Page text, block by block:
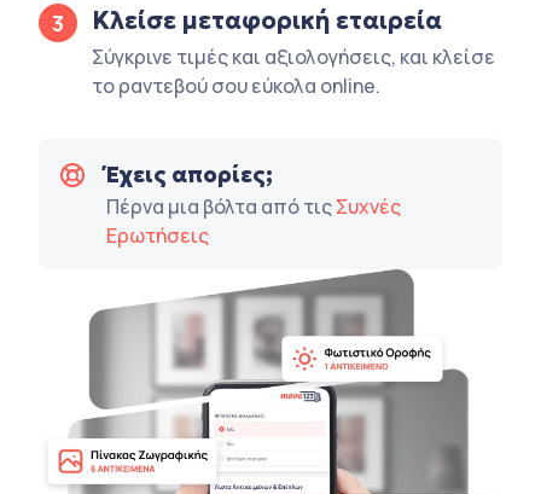
3 Κλείσε μεταφορική εταιρεία
Σύγκρινε τιμές και αξιολογήσεις, και κλείσε
το ραντεβού σου εύκολα online.
Έχεις απορίες;
Πέρνα μια βόλτα από τιςΣυχνές
Ερωτήσεις